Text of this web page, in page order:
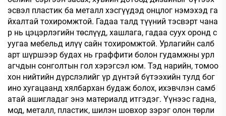
эсвэл пластик ба металл хэсгүүдэд онцлог нэмэхэд га
йхалтай тохиромжтой. Гадаа талд түүний тэсвэрт чана
р нь цэцэрлэгийн төслүүд, хашлага, гадаа суух оронд с
уугаа мебельд илүү сайн тохиромжтой. Урлагийн салб
арт шүршээр будах нь граффити болон гудамжны урл
агчдын сонголтын гол хэрэгсэл юм. Тэд нарийн, томоо
хон нийтийн дүрслэлийг үр дүнтэй бүтээхийн тулд бог
ино хугацаанд хялбархан будаж болох, ихэвчлэн самб
атай ашигладаг энэ материалд итгэдэг. Үүнээс гадна,
мод, металл, пластик, шилэн шовхор зэрэг олон төрли